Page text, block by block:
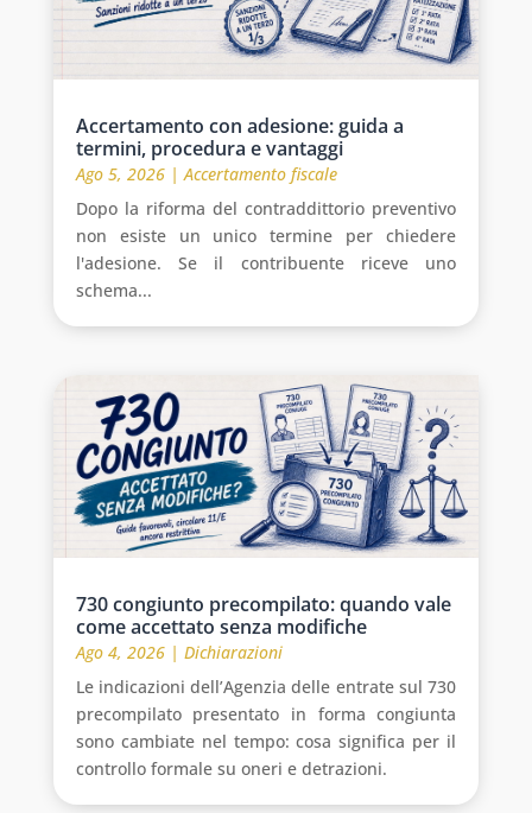
Accertamento con adesione: guida a
termini, procedura e vantaggi
Ago 5, 2026|Accertamento fiscale
Dopo la riforma del contraddittorio preventivo
non esiste un unico termine per chiedere
l'adesione. Se il contribuente riceve uno
schema...
730 congiunto precompilato: quando vale
come accettato senza modifiche
Ago 4, 2026| Dichiarazioni
Le indicazioni dell’Agenzia delle entrate sul 730
precompilato presentato in forma congiunta
sono cambiate nel tempo: cosa significa per il
controllo formale su oneri e detrazioni.